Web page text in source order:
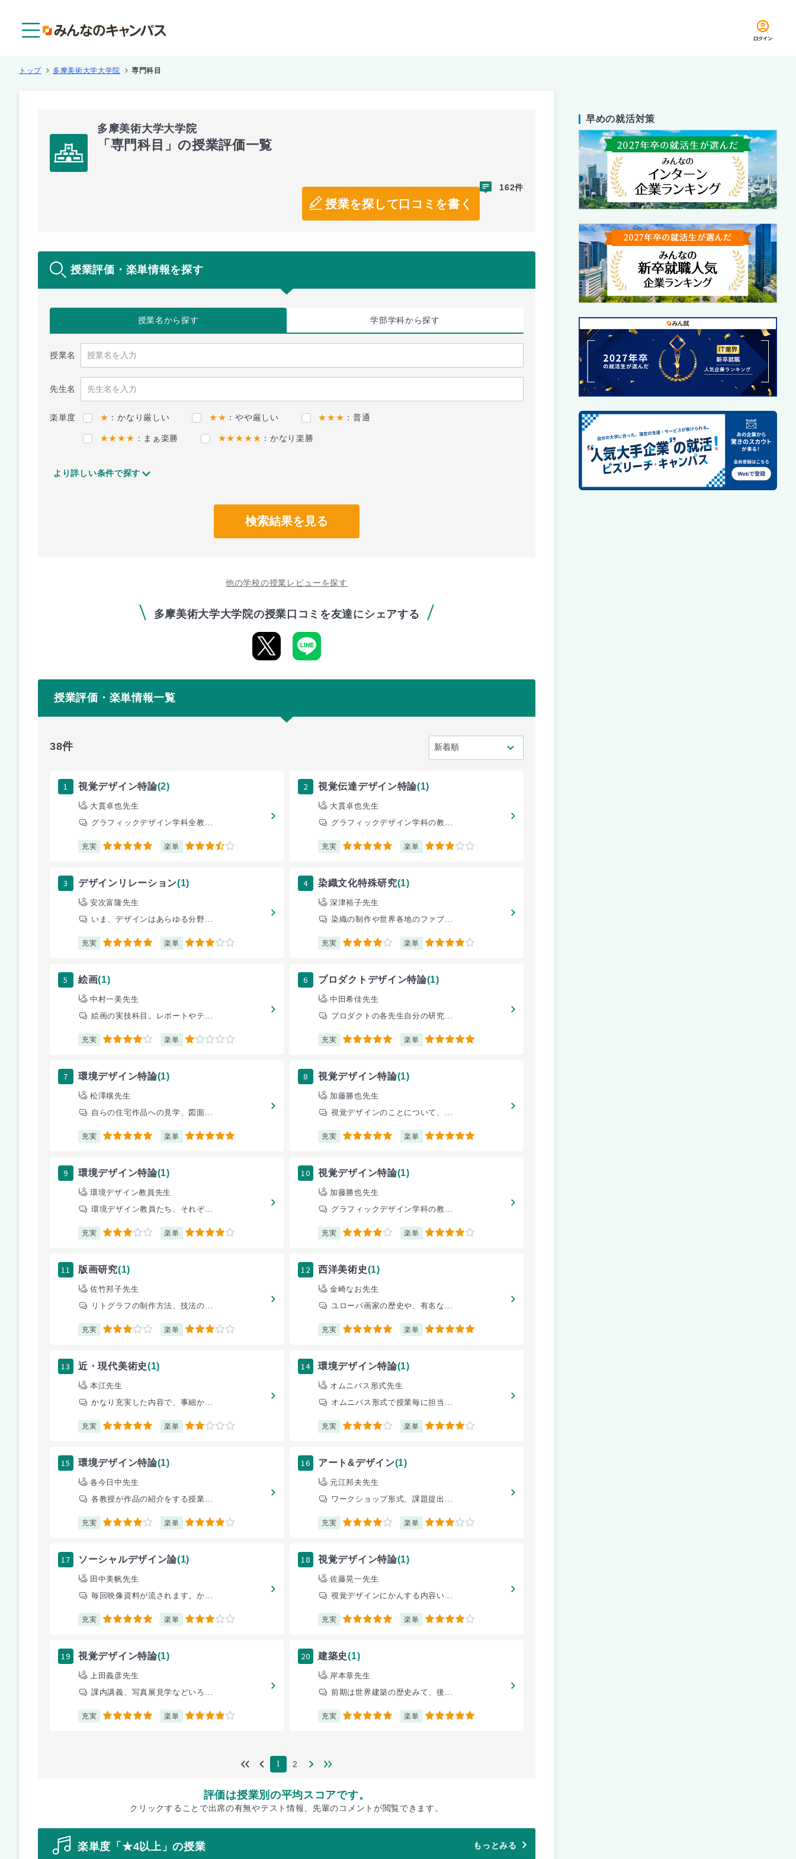
ログイン
トップ 多摩美術大学大学院 専門科目
多摩美術大学大学院
「専門科目」の授業評価一覧
授業を探して口コミを書く
162件
授業評価・楽単情報を探す
授業名から探す 学部学科から探す
授業名
先生名
楽単度 ★ ：かなり厳しい ★★ ：やや厳しい ★★★ ：普通
★★★★ ：まぁ楽勝 ★★★★★ ：かなり楽勝
より詳しい条件で探す
検索結果を見る
他の学校の授業レビューを探す
多摩美術大学大学院の授業口コミを友達にシェアする
授業評価・楽単情報一覧
38件
1 視覚デザイン特論(2)
大貫卓也先生
グラフィックデザイン学科全教...
充実 5 楽単 3.5
2 視覚伝達デザイン特論(1)
大貫卓也先生
グラフィックデザイン学科の教...
充実 5 楽単 3
3 デザインリレーション(1)
安次富隆先生
いま、デザインはあらゆる分野...
充実 5 楽単 3
4 染織文化特殊研究(1)
深津裕子先生
染織の制作や世界各地のファブ...
充実 4 楽単 4
5 絵画(1)
中村一美先生
絵画の実技科目。レポートやテ...
充実 4 楽単 1
6 プロダクトデザイン特論(1)
中田希佳先生
プロダクトの各先生自分の研究...
充実 5 楽単 5
7 環境デザイン特論(1)
松澤穣先生
自らの住宅作品への見学、図面...
充実 5 楽単 5
8 視覚デザイン特論(1)
加藤勝也先生
視覚デザインのことについて、...
充実 5 楽単 5
9 環境デザイン特論(1)
環境デザイン教員先生
環境デザイン教員たち、それぞ...
充実 3 楽単 4
10 視覚デザイン特論(1)
加藤勝也先生
グラフィックデザイン学科の教...
充実 4 楽単 4
11 版画研究(1)
佐竹邦子先生
リトグラフの制作方法、技法の...
充実 3 楽単 3
12 西洋美術史(1)
金崎なお先生
ユローパ画家の歴史や、有名な...
充実 5 楽単 5
13 近・現代美術史(1)
本江先生
かなり充実した内容で、事細か...
充実 5 楽単 2
14 環境デザイン特論(1)
オムニバス形式先生
オムニバス形式で授業毎に担当...
充実 4 楽単 4
15 環境デザイン特論(1)
各今日中先生
各教授が作品の紹介をする授業...
充実 4 楽単 4
16 アート&デザイン(1)
元江邦夫先生
ワークショップ形式、課題提出...
充実 4 楽単 3
17 ソーシャルデザイン論(1)
田中美帆先生
毎回映像資料が流されます。か...
充実 5 楽単 3
18 視覚デザイン特論(1)
佐藤晃一先生
視覚デザインにかんする内容い...
充実 5 楽単 4
19 視覚デザイン特論(1)
上田義彦先生
課内講義、写真展見学などいろ...
充実 5 楽単 4
20 建築史(1)
岸本章先生
前期は世界建築の歴史みて、後...
充実 5 楽単 5
1 2
評価は授業別の平均スコアです。
クリックすることで出席の有無やテスト情報、先輩のコメントが閲覧できます。
楽単度「★4以上」の授業 もっとみる
早めの就活対策